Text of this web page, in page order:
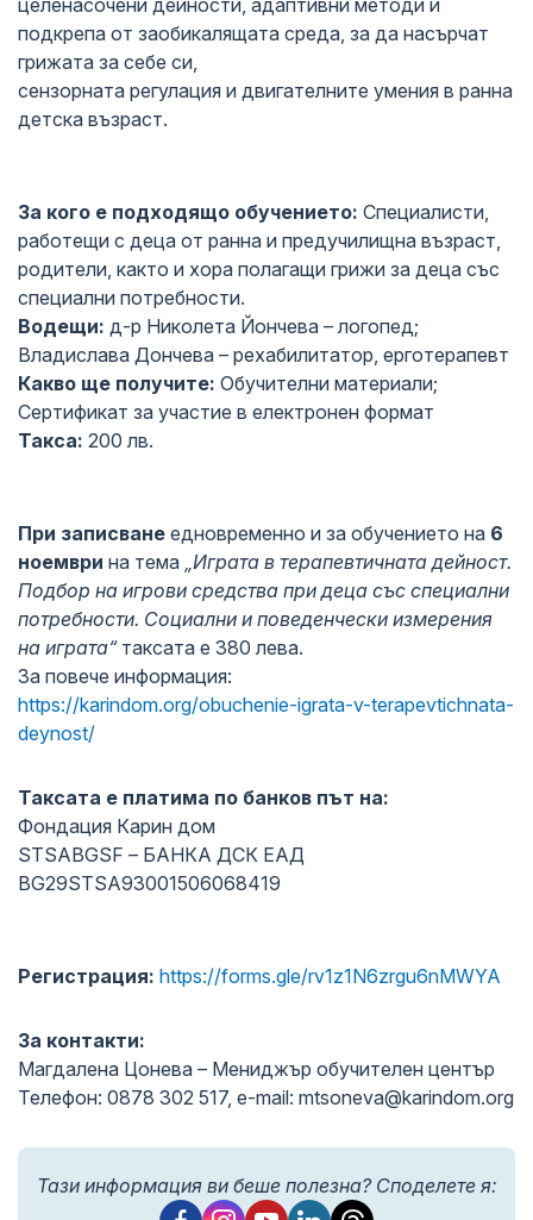
подкрепа от заобикалящата среда, за да насърчат
грижата за себе си,
сензорната регулация и двигателните умения в ранна
детска възраст.
За кого е подходящо обучението: Специалисти,
работещи с деца от ранна и предучилищна възраст,
родители, както и хора полагащи грижи за деца със
специални потребности.
Водещи: д-р Николета Йончева – логопед;
Владислава Дончева – рехабилитатор, ерготерапевт
Какво ще получите: Обучителни материали;
Сертификат за участие в електронен формат
Такса: 200 лв.
При записване едновременно и за обучението на 6
ноември на тема „Играта в терапевтичната дейност.
Подбор на игрови средства при деца със специални
потребности. Социални и поведенчески измерения
на играта“таксата е 380 лева.
За повече информация:
https://karindom.org/obuchenie-igrata-v-terapevtichnata-
deynost/
Таксата е платима по банков път на:
Фондация Карин дом
STSABGSF – БАНКА ДСК ЕАД
BG29STSA93001506068419
Регистрация: https://forms.gle/rv1z1N6zrgu6nMWYA
За контакти:
Магдалена Цонева – Мениджър обучителен център
Телефон: 0878 302 517, е-mail: mtsoneva@karindom.org
Тази информация ви беше полезна? Споделете я: